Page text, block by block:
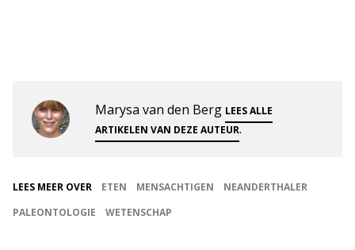
Marysa van den Berg LEES ALLE
ARTIKELEN VAN DEZE AUTEUR.
LEES MEER OVER ETEN MENSACHTIGEN
NEANDERTHALER
PALEONTOLOGIE
WETENSCHAP